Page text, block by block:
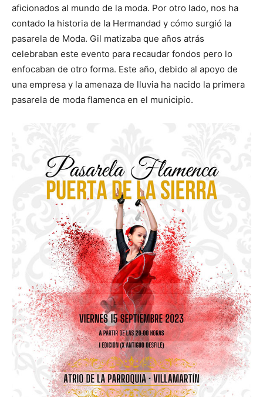
aficionados al mundo de la moda. Por otro lado, nos ha
contado la historia de la Hermandad y cómo surgió la
pasarela de Moda. Gil matizaba que años atrás
celebraban este evento para recaudar fondos pero lo
enfocaban de otro forma. Este año, debido al apoyo de
una empresa y la amenaza de lluvia ha nacido la primera
pasarela de moda flamenca en el municipio.